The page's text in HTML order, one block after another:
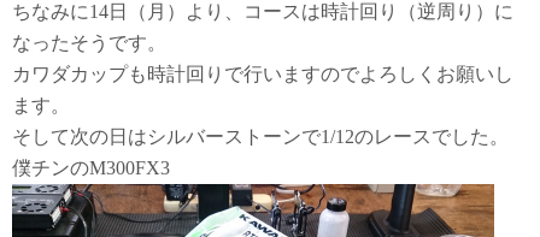
ちなみに14日（月）より、コースは時計回り（逆周り）に
なったそうです。
カワダカップも時計回りで行いますのでよろしくお願いし
ます。
そして次の日はシルバーストーンで1/12のレースでした。
僕チンのM300FX3